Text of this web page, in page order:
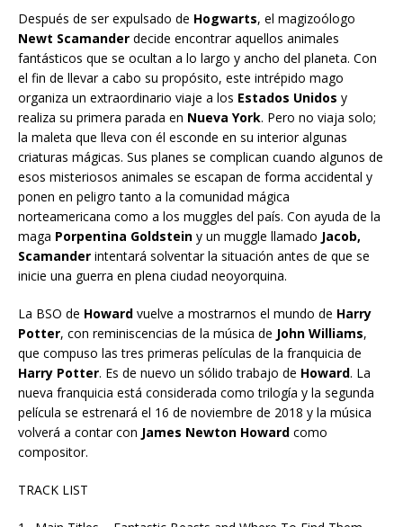
Después de ser expulsado de Hogwarts, el magizoólogo
Newt Scamander decide encontrar aquellos animales
fantásticos que se ocultan a lo largo y ancho del planeta. Con
el fin de llevar a cabo su propósito, este intrépido mago
organiza un extraordinario viaje a los Estados Unidos y
realiza su primera parada en Nueva York. Pero no viaja solo;
la maleta que lleva con él esconde en su interior algunas
criaturas mágicas. Sus planes se complican cuando algunos de
esos misteriosos animales se escapan de forma accidental y
ponen en peligro tanto a la comunidad mágica
norteamericana como a los muggles del país. Con ayuda de la
maga Porpentina Goldstein y un muggle llamado Jacob,
Scamander intentará solventar la situación antes de que se
inicie una guerra en plena ciudad neoyorquina.
La BSO de Howard vuelve a mostrarnos el mundo de Harry
Potter, con reminiscencias de la música de John Williams,
que compuso las tres primeras películas de la franquicia de
Harry Potter. Es de nuevo un sólido trabajo de Howard. La
nueva franquicia está considerada como trilogía y la segunda
película se estrenará el 16 de noviembre de 2018 y la música
volverá a contar con James Newton Howard como
compositor.
TRACK LIST